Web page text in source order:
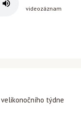
videozáznam
velikonočního týdne